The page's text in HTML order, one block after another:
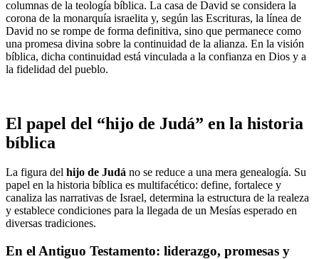
columnas de la teología bíblica. La casa de David se considera la
corona de la monarquía israelita y, según las Escrituras, la línea de
David no se rompe de forma definitiva, sino que permanece como
una promesa divina sobre la continuidad de la alianza. En la visión
bíblica, dicha continuidad está vinculada a la confianza en Dios y a
la fidelidad del pueblo.
El papel del “hijo de Judá” en la historia
bíblica
La figura del hijo de Judá no se reduce a una mera genealogía. Su
papel en la historia bíblica es multifacético: define, fortalece y
canaliza las narrativas de Israel, determina la estructura de la realeza
y establece condiciones para la llegada de un Mesías esperado en
diversas tradiciones.
En el Antiguo Testamento: liderazgo, promesas y